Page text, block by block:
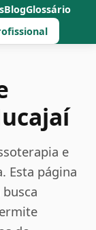
BlogGlossário
e
Esta página